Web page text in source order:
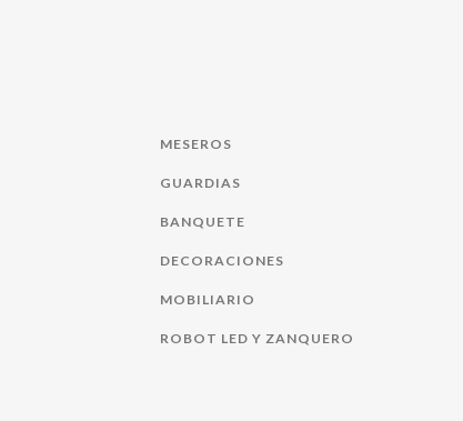
MESEROS
GUARDIAS
BANQUETE
DECORACIONES
MOBILIARIO
ROBOT LED Y ZANQUERO